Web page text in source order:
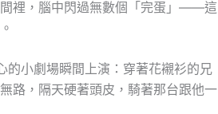
裡，腦中閃過無數個「完蛋」——這
的小劇場瞬間上演：穿著花襯衫的兄
路，隔天硬著頭皮，騎著那台跟他一